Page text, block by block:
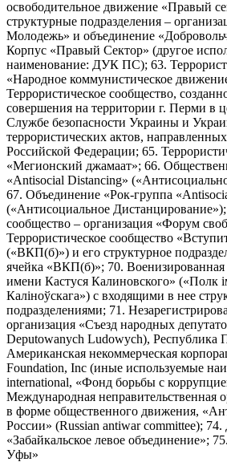
освободительное движение «Правый
структурные подразделения –
Молодежь» и объединение
Корпус «Правый Сектор» (другое
наименование: ДУК ПС); 63.
«Народное коммунистическое
Террористическое сообщество,
совершения на территории г. Перми в
Службе безопасности Украины и
террористических актов,
Российской Федерации; 65.
«Мегионский джамаат»; 66.
«Antisocial Distancing»
67. Объединение «Рок-группа
(«Антисоциальное Дистанцирование»);
сообщество – организация «Форум
Террористическое сообщество
(«ВКП(б)») и его структурное
ячейка «ВКП(б)»; 70.
имени Кастуся Калиновского» («Полк
Калiноўскага») с входящими в нее
подразделениями; 71.
организация «Съезд народных
Deputowanych Ludowych), Республика
Американская некоммерческая
Foundation, Inc (иные используемые
international, «Фонд борьбы с
Международная неправительственная
в форме общественного движения,
России» (Russian antiwar committee);
«Забайкальское левое объединение»;
Уфы»